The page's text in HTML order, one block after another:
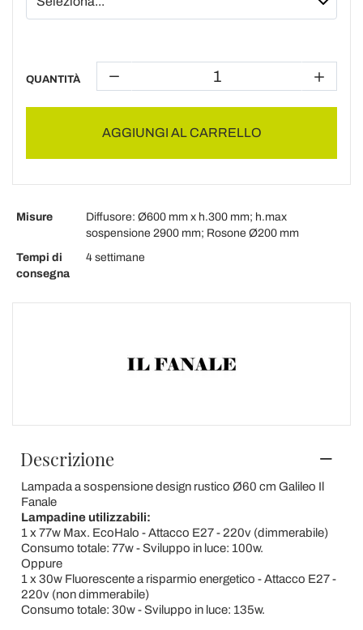
QUANTITÀ
AGGIUNGI AL CARRELLO
Misure
Diffusore: Ø600 mm x h.300 mm; h.max
sospensione 2900 mm; Rosone Ø200 mm
Tempi di
consegna
4 settimane
Descrizione
Lampada a sospensione design rustico Ø60 cm Galileo Il
Fanale
Lampadine utilizzabili:
1 x 77w Max. EcoHalo - Attacco E27 - 220v (dimmerabile)
Consumo totale: 77w - Sviluppo in luce: 100w.
Oppure
1 x 30w Fluorescente a risparmio energetico - Attacco E27 -
220v (non dimmerabile)
Consumo totale: 30w - Sviluppo in luce: 135w.